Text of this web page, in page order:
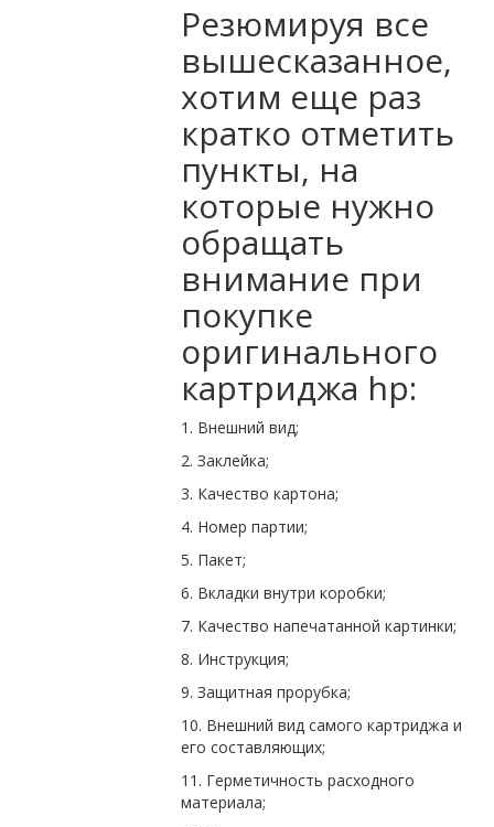
Резюмируя все
вышесказанное,
хотим еще раз
кратко отметить
пункты, на
которые нужно
обращать
внимание при
покупке
оригинального
картриджа hp:
1. Внешний вид;
2. Заклейка;
3. Качество картона;
4. Номер партии;
5. Пакет;
6. Вкладки внутри коробки;
7. Качество напечатанной картинки;
8. Инструкция;
9. Защитная прорубка;
10. Внешний вид самого картриджа и
его составляющих;
11. Герметичность расходного
материала;